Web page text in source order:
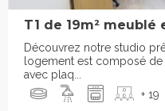
T1 de 19m² meublé
Découvrez notre studio
logement est composé
avec plaq...
+ 19